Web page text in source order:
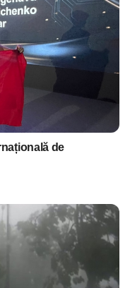
de